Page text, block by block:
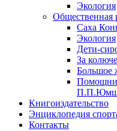
Экология
Общественная
Саха
Экология
Дети-
За
Большое
Книгоиздательство
Энциклопедия
Контакты